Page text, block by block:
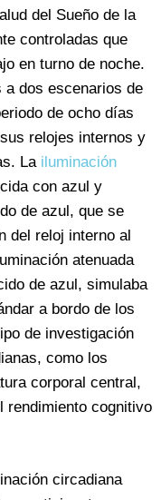
del Sueño de la
controladas que
en turno de noche.
a dos escenarios de
de ocho días
relojes internos y
La iluminación
con azul y
de azul, que se
del reloj interno al
atenuada
de azul, simulaba
a bordo de los
de investigación
como los
corporal central,
rendimiento cognitivo
circadiana